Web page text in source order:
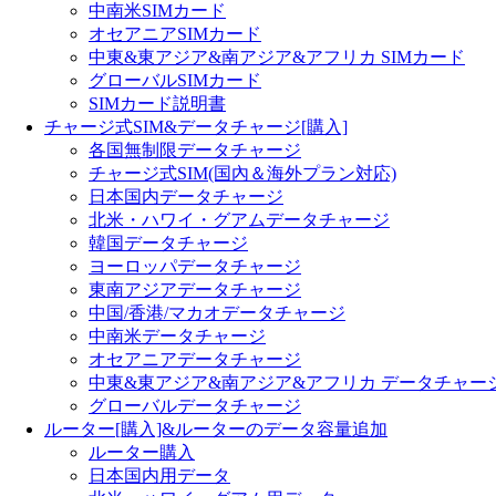
中南米SIMカード
オセアニアSIMカード
中東&東アジア&南アジア&アフリカ SIMカード
グローバルSIMカード
SIMカード説明書
チャージ式SIM&データチャージ[購入]
各国無制限データチャージ
チャージ式SIM(国內＆海外プラン対応)
日本国内データチャージ
北米・ハワイ・グアムデータチャージ
韓国データチャージ
ヨーロッパデータチャージ
東南アジアデータチャージ
中国/香港/マカオデータチャージ
中南米データチャージ
オセアニアデータチャージ
中東&東アジア&南アジア&アフリカ データチャー
グローバルデータチャージ
ルーター[購入]&ルーターのデータ容量追加
ルーター購入
日本国内用データ